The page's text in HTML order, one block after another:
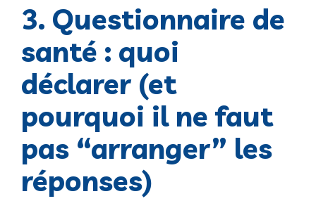
3. Questionnaire de
santé : quoi
déclarer (et
pourquoi il ne faut
pas “arranger” les
réponses)